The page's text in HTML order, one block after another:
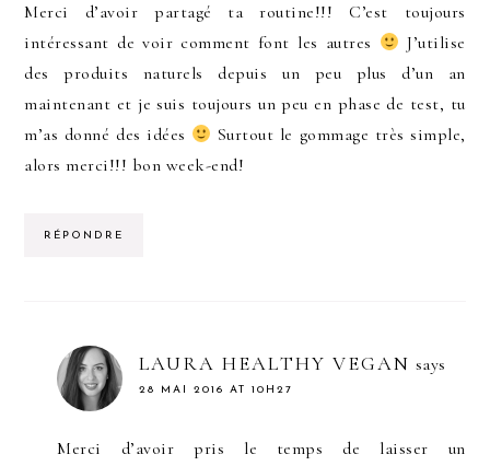
Merci d’avoir partagé ta routine!!! C’est toujours
intéressant de voir comment font les autres
J’utilise
des produits naturels depuis un peu plus d’un an
maintenant et je suis toujours un peu en phase de test, tu
m’as donné des idées
Surtout le gommage très simple,
alors merci!!! bon week-end!
RÉPONDRE
LAURA HEALTHY VEGAN says
28 MAI 2016 AT 10H27
Merci d’avoir pris le temps de laisser un